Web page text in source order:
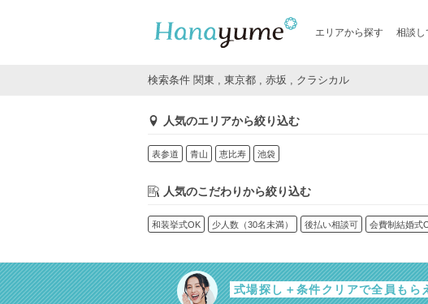
エリアから探す 相談し
検索条件 関東 , 東京都 , 赤坂 , クラシカル
人気のエリアから絞り込む
表参道 青山 恵比寿 池袋
人気のこだわりから絞り込む
和装挙式OK 少人数（30名未満） 後払い相談可 会費制結婚式
式場探し＋条件クリアで全員もら